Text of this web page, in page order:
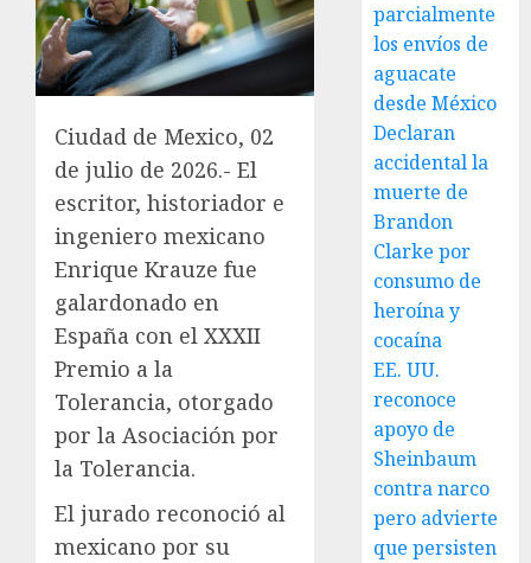
Ciudad de Mexico, 02
de julio de 2026.- El
escritor, historiador e
ingeniero mexicano
Enrique Krauze fue
galardonado en
España con el XXXII
Premio a la
Tolerancia, otorgado
por la Asociación por
la Tolerancia.
El jurado reconoció al
mexicano por su
parcialmente
los envíos de
aguacate
desde México
Declaran
accidental la
muerte de
Brandon
Clarke por
consumo de
heroína y
cocaína
EE. UU.
reconoce
apoyo de
Sheinbaum
contra narco
pero advierte
que persisten